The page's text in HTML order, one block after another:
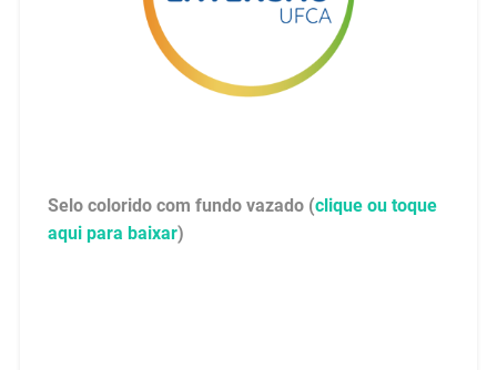
Selo colorido com fundo vazado (clique ou toque
aqui para baixar)